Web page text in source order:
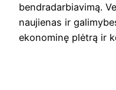
bendradarbiavimą.
naujienas ir
ekonominę plėtrą ir